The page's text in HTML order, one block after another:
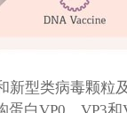
新型类病毒颗粒